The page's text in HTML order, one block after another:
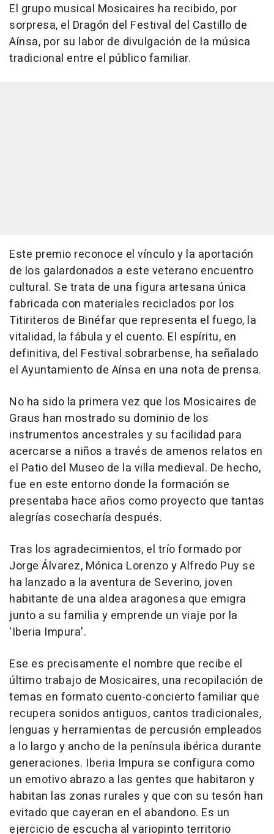
El grupo musical Mosicaires ha recibido, por
sorpresa, el Dragón del Festival del Castillo de
Aínsa, por su labor de divulgación de la música
tradicional entre el público familiar.
Este premio reconoce el vínculo y la aportación
de los galardonados a este veterano encuentro
cultural. Se trata de una figura artesana única
fabricada con materiales reciclados por los
Titiriteros de Binéfar que representa el fuego, la
vitalidad, la fábula y el cuento. El espíritu, en
definitiva, del Festival sobrarbense, ha señalado
el Ayuntamiento de Aínsa en una nota de prensa.
No ha sido la primera vez que los Mosicaires de
Graus han mostrado su dominio de los
instrumentos ancestrales y su facilidad para
acercarse a niños a través de amenos relatos en
el Patio del Museo de la villa medieval. De hecho,
fue en este entorno donde la formación se
presentaba hace años como proyecto que tantas
alegrías cosecharía después.
Tras los agradecimientos, el trío formado por
Jorge Álvarez, Mónica Lorenzo y Alfredo Puy se
ha lanzado a la aventura de Severino, joven
habitante de una aldea aragonesa que emigra
junto a su familia y emprende un viaje por la
'Iberia Impura'.
Ese es precisamente el nombre que recibe el
último trabajo de Mosicaires, una recopilación de
temas en formato cuento-concierto familiar que
recupera sonidos antiguos, cantos tradicionales,
lenguas y herramientas de percusión empleados
a lo largo y ancho de la península ibérica durante
generaciones. Iberia Impura se configura como
un emotivo abrazo a las gentes que habitaron y
habitan las zonas rurales y que con su tesón han
evitado que cayeran en el abandono. Es un
ejercicio de escucha al variopinto territorio